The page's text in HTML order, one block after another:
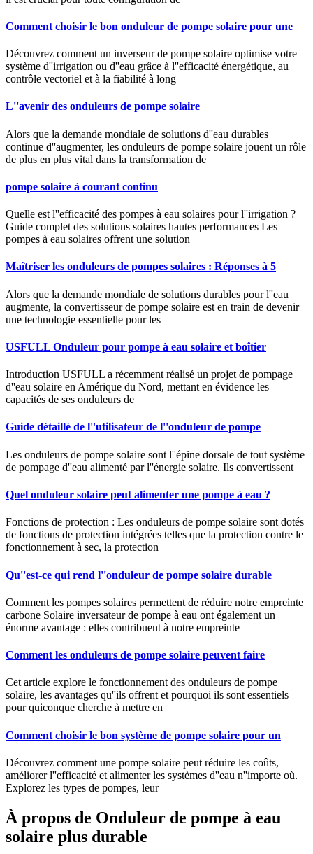
Comment choisir le bon onduleur de pompe solaire pour une
Découvrez comment un inverseur de pompe solaire optimise votre
système d''irrigation ou d''eau grâce à l''efficacité énergétique, au
contrôle vectoriel et à la fiabilité à long
L''avenir des onduleurs de pompe solaire
Alors que la demande mondiale de solutions d''eau durables
continue d''augmenter, les onduleurs de pompe solaire jouent un rôle
de plus en plus vital dans la transformation de
pompe solaire à courant continu
Quelle est l''efficacité des pompes à eau solaires pour l''irrigation ?
Guide complet des solutions solaires hautes performances Les
pompes à eau solaires offrent une solution
Maîtriser les onduleurs de pompes solaires : Réponses à 5
Alors que la demande mondiale de solutions durables pour l''eau
augmente, la convertisseur de pompe solaire est en train de devenir
une technologie essentielle pour les
USFULL Onduleur pour pompe à eau solaire et boîtier
Introduction USFULL a récemment réalisé un projet de pompage
d''eau solaire en Amérique du Nord, mettant en évidence les
capacités de ses onduleurs de
Guide détaillé de l''utilisateur de l''onduleur de pompe
Les onduleurs de pompe solaire sont l''épine dorsale de tout système
de pompage d''eau alimenté par l''énergie solaire. Ils convertissent
Quel onduleur solaire peut alimenter une pompe à eau ?
Fonctions de protection : Les onduleurs de pompe solaire sont dotés
de fonctions de protection intégrées telles que la protection contre le
fonctionnement à sec, la protection
Qu''est-ce qui rend l''onduleur de pompe solaire durable
Comment les pompes solaires permettent de réduire notre empreinte
carbone Solaire inversateur de pompe à eau ont également un
énorme avantage : elles contribuent à notre empreinte
Comment les onduleurs de pompe solaire peuvent faire
Cet article explore le fonctionnement des onduleurs de pompe
solaire, les avantages qu''ils offrent et pourquoi ils sont essentiels
pour quiconque cherche à mettre en
Comment choisir le bon système de pompe solaire pour un
Découvrez comment une pompe solaire peut réduire les coûts,
améliorer l''efficacité et alimenter les systèmes d''eau n''importe où.
Explorez les types de pompes, leur
À propos de Onduleur de pompe à eau
solaire plus durable